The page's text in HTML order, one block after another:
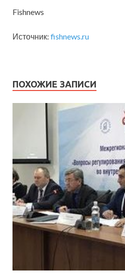
Fishnews
Источник: fishnews.ru
ПОХОЖИЕ ЗАПИСИ